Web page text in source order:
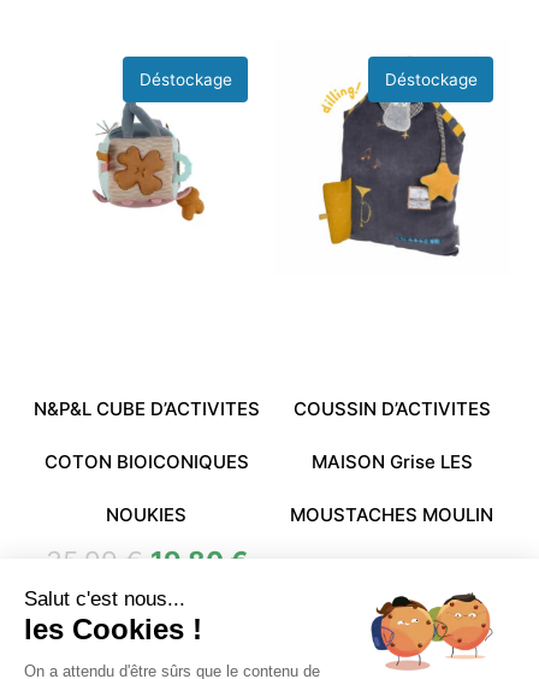
N&P&L CUBE D’ACTIVITES
COTON BIOICONIQUES
NOUKIES
35,99 € 19,80 €
COUSSIN D’ACTIVITES
MAISON Grise LES
MOUSTACHES MOULIN
€ 13,80€
Salut c'est nous...
les Cookies !
On a attendu d'être sûrs que le contenu de